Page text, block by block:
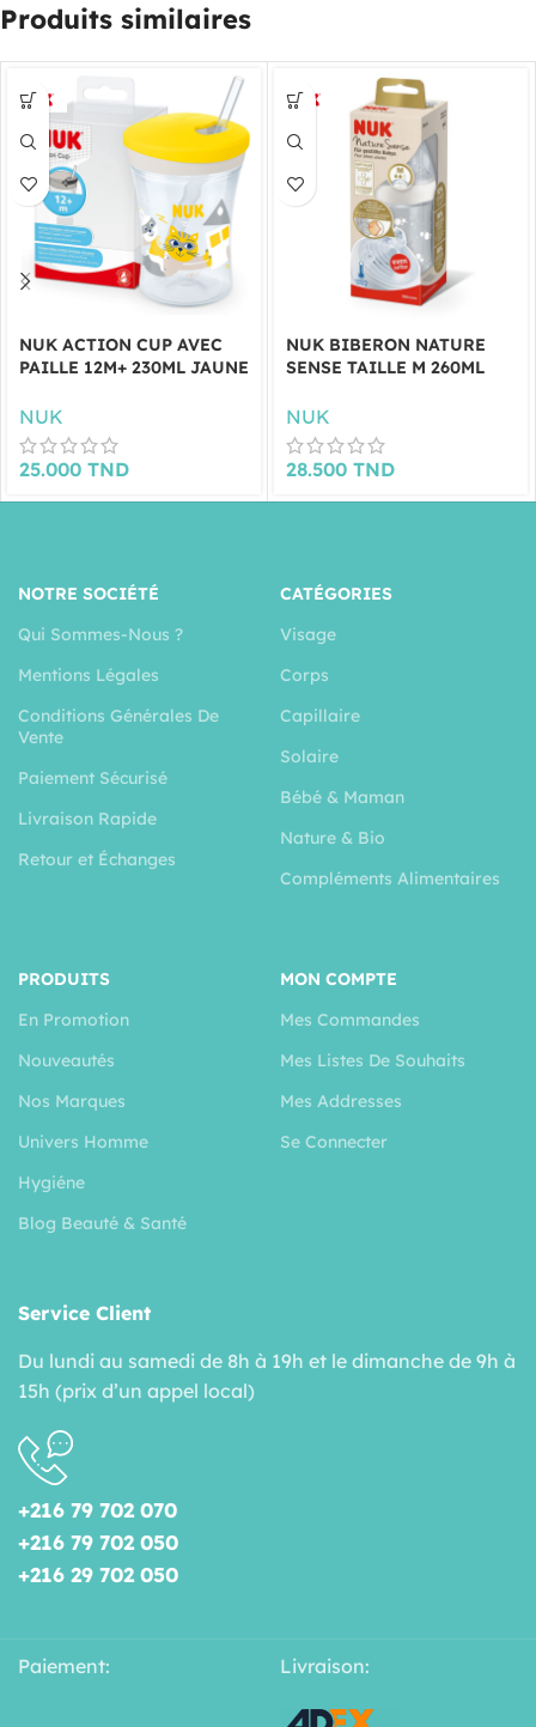
Produits similaires
NUK ACTION CUP AVEC
PAILLE 12M+ 230ML JAUNE
NUK
25.000 TND
NUK BIBERON NATURE
SENSE TAILLE M 260ML
NUK
28.500 TND
NOTRE SOCIÉTÉ
Qui Sommes-Nous ?
Mentions Légales
Conditions Générales De
Vente
Paiement Sécurisé
Livraison Rapide
Retour et Échanges
CATÉGORIES
Visage
Corps
Capillaire
Solaire
Bébé & Maman
Nature & Bio
Compléments Alimentaires
PRODUITS
En Promotion
Nouveautés
Nos Marques
Univers Homme
Hygiéne
Blog Beauté & Santé
MON COMPTE
Mes Commandes
Mes Listes De Souhaits
Mes Addresses
Se Connecter
Service Client
Du lundi au samedi de 8h à 19h et le dimanche de 9h à
15h (prix d’un appel local)
+216 79 702 070
+216 79 702 050
+216 29 702 050
Paiement: Livraison: